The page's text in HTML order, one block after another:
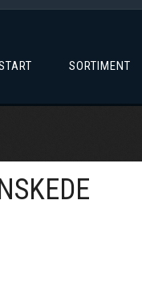
SORTIMENT